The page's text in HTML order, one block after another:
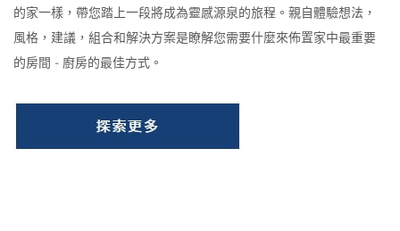
的家一樣，帶您踏上一段將成為靈感源泉的旅程。親自體驗想法，
風格，建議，組合和解決方案是瞭解您需要什麼來佈置家中最重要
的房間 - 廚房的最佳方式。